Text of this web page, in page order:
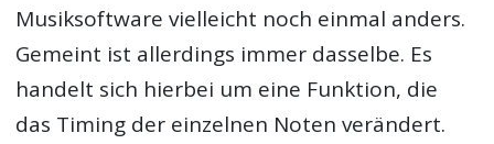
Musiksoftware vielleicht noch einmal anders.
Gemeint ist allerdings immer dasselbe. Es
handelt sich hierbei um eine Funktion, die
das Timing der einzelnen Noten verändert.